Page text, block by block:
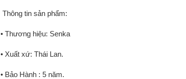
Thông tin sản phẩm:
• Thương hiệu: Senka
• Xuất xứ: Thái Lan.
• Bảo Hành : 5 năm.